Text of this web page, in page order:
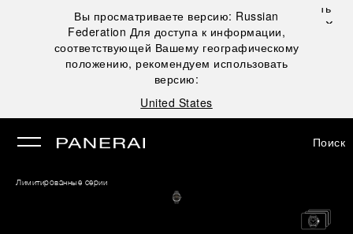
Вы просматриваете версию: Russian
Federation Для доступа к информации,
соответствующей Вашему географическому
положению, рекомендуем использовать
версию:
United States
Закрыть
✕
Поиск
Лимитированные серии